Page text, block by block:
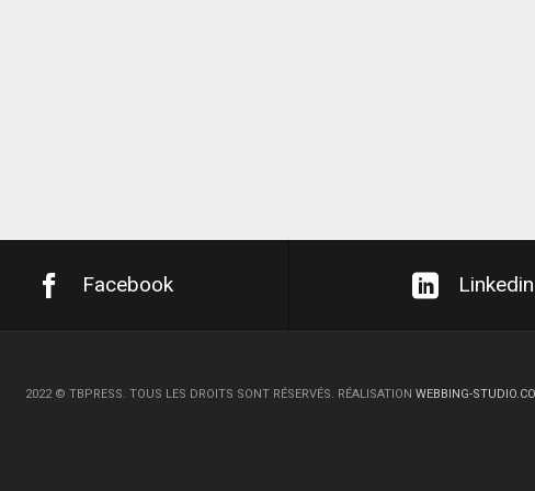
Facebook Linkedin
2022 © TBPRESS. TOUS LES DROITS SONT RÉSERVÉS. RÉALISATION WEBBING-